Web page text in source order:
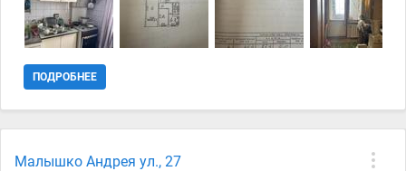
ПОДРОБНЕЕ
Малышко Андрея ул., 27